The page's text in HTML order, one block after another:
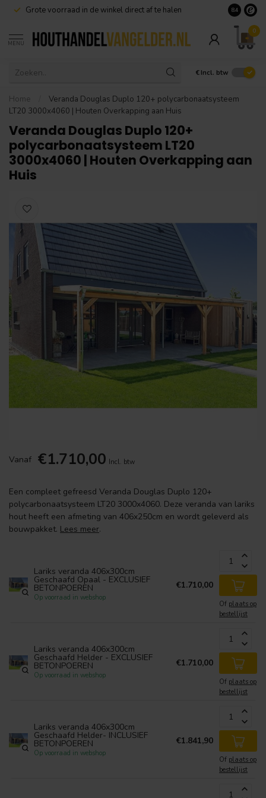
Grote voorraad in de winkel direct af te halen 8.4
MENU
0
€ Incl. btw
Home
Veranda Douglas Duplo 120+ polycarbonaatsysteem
LT20 3000x4060 | Houten Overkapping aan Huis
Veranda Douglas Duplo 120+
polycarbonaatsysteem LT20
3000x4060 | Houten Overkapping aan
Huis
Vanaf €1.710,00 Incl. btw
Een compleet gefreesd Veranda Douglas Duplo 120+
polycarbonaatsysteem LT20 3000x4060. Deze veranda van lariks
hout heeft een afmeting van 406x250cm en wordt geleverd als
bouwpakket. Lees meer.
Lariks veranda 406x300cm
Geschaafd Opaal - EXCLUSIEF
BETONPOEREN
Op voorraad in webshop
€1.710,00
Of plaats op
bestellijst
Lariks veranda 406x300cm
Geschaafd Helder - EXCLUSIEF
BETONPOEREN
Op voorraad in webshop
€1.710,00
Of plaats op
bestellijst
Lariks veranda 406x300cm
Geschaafd Helder- INCLUSIEF
BETONPOEREN
Op voorraad in webshop
€1.841,90
Of plaats op
bestellijst